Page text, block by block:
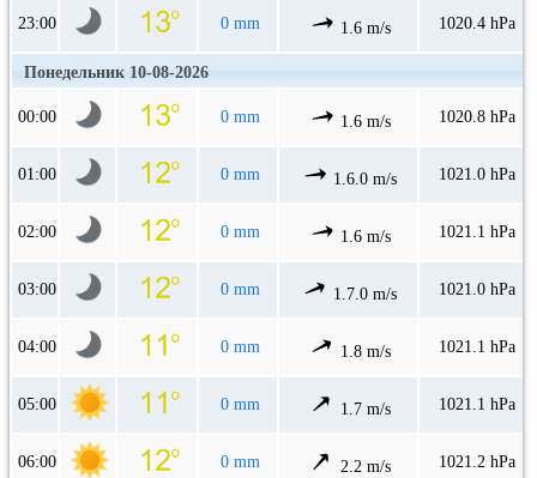
23:00 0 mm 1.6 m/s 1020.4 hPa
Понедельник 10-08-2026
00:00 0 mm 1.6 m/s 1020.8 hPa
01:00 0 mm 1.6.0 m/s 1021.0 hPa
02:00 0 mm 1.6 m/s 1021.1 hPa
03:00 0 mm 1.7.0 m/s 1021.0 hPa
04:00 0 mm 1.8 m/s 1021.1 hPa
05:00 0 mm 1.7 m/s 1021.1 hPa
06:00 0 mm 2.2 m/s 1021.2 hPa